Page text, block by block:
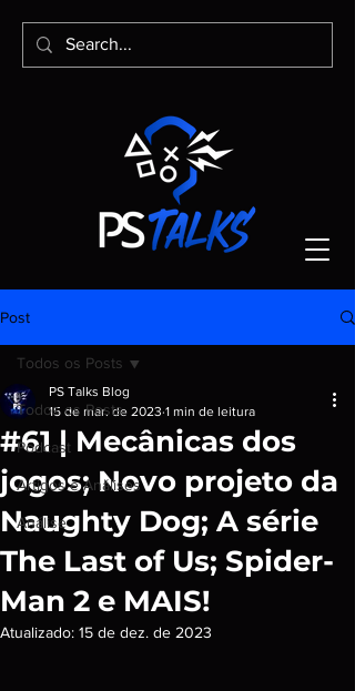
Post
Todos os Posts
Podcast
Artigos e Análises
Análise
Todos os Posts
#61 | Mecânicas dos
jogos; Novo projeto da
Naughty Dog; A série
The Last of Us; Spider-
Man 2 e MAIS!
PS Talks Blog
15 de mar. de 2023 1 min de leitura
Atualizado: 15 de dez. de 2023